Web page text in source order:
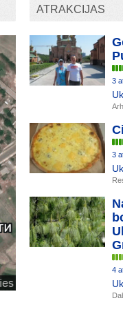
ATRAKCIJAS
3
3
4